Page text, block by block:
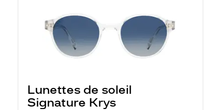
Lunettes de soleil
Signature Krys